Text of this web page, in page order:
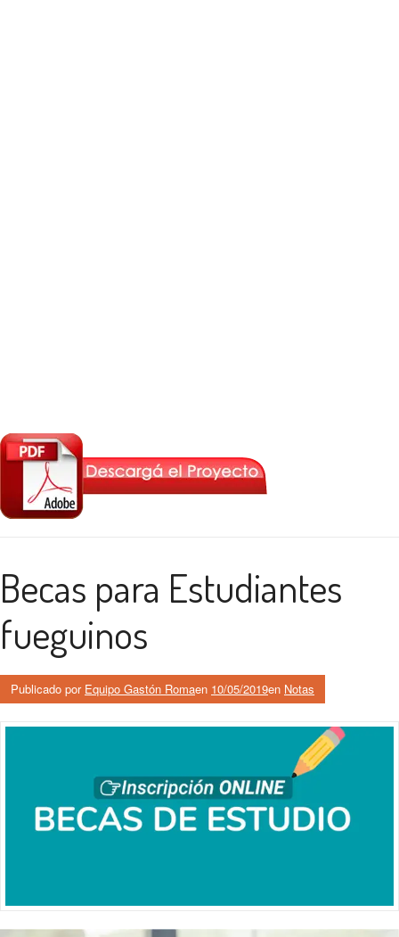
Becas para Estudiantes
fueguinos
Publicado por Equipo Gastón Romaen 10/05/2019en Notas